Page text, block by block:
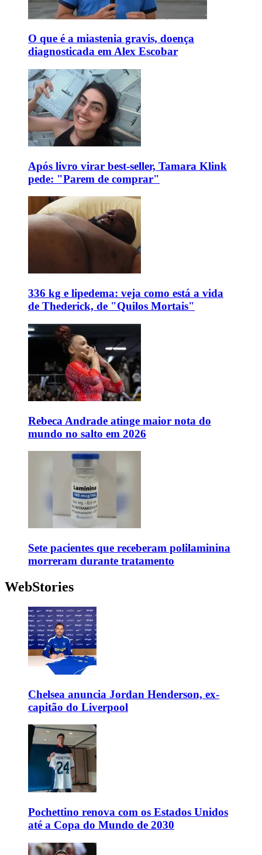
O que é a miastenia gravis, doença
diagnosticada em Alex Escobar
Após livro virar best-seller, Tamara Klink
pede: "Parem de comprar"
336 kg e lipedema: veja como está a vida
de Thederick, de "Quilos Mortais"
Rebeca Andrade atinge maior nota do
mundo no salto em 2026
Sete pacientes que receberam polilaminina
morreram durante tratamento
WebStories
Chelsea anuncia Jordan Henderson, ex-
capitão do Liverpool
Pochettino renova com os Estados Unidos
até a Copa do Mundo de 2030